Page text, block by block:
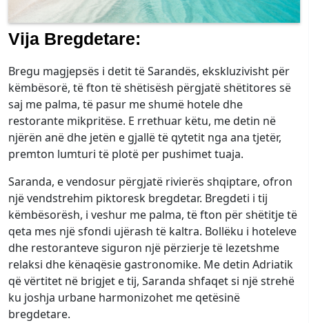
Vija Bregdetare:
Bregu magjepsës i detit të Sarandës, ekskluzivisht për
këmbësorë, të fton të shëtisësh përgjatë shëtitores së
saj me palma, të pasur me shumë hotele dhe
restorante mikpritëse. E rrethuar këtu, me detin në
njërën anë dhe jetën e gjallë të qytetit nga ana tjetër,
premton lumturi të plotë per pushimet tuaja.
Saranda, e vendosur përgjatë rivierës shqiptare, ofron
një vendstrehim piktoresk bregdetar. Bregdeti i tij
këmbësorësh, i veshur me palma, të fton për shëtitje të
qeta mes një sfondi ujërash të kaltra. Bollëku i hoteleve
dhe restoranteve siguron një përzierje të lezetshme
relaksi dhe kënaqësie gastronomike. Me detin Adriatik
që vërtitet në brigjet e tij, Saranda shfaqet si një strehë
ku joshja urbane harmonizohet me qetësinë
bregdetare.